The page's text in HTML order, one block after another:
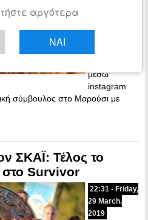
μέσω
instagram
σύμβουλος στο Μαρούσι με
ΣΚΑΪ: Τέλος το
στο Survivor
22:31 - Friday,
29 March,
2019
αργότερα
ΝΑΙ